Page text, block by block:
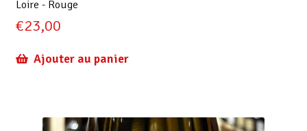
Loire - Rouge
€23,00
Ajouter au panier